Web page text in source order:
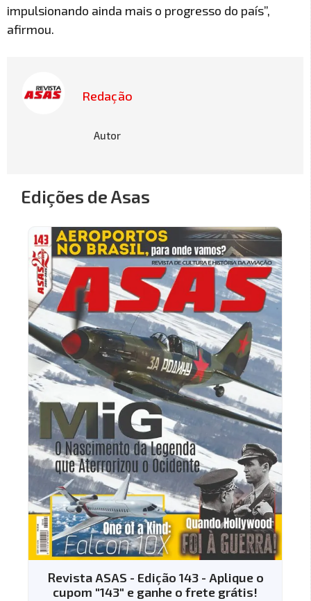
impulsionando ainda mais o progresso do país”,
afirmou.
Redação
Autor
Edições de Asas
- Edição 143 - Aplique o
e ganhe o frete grátis!
Revista ASAS -
cupom "144" e